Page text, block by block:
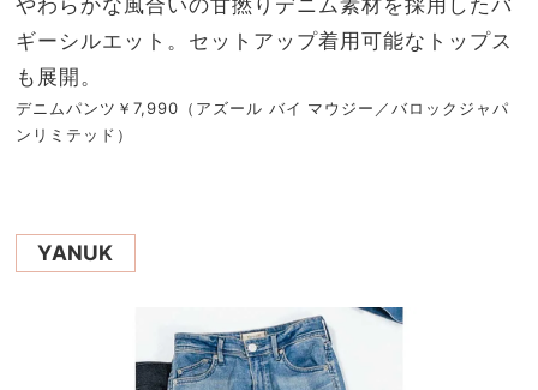
ギーシルエット。セットアップ着用可能なトップス
も展開。
デニムパンツ￥7,990（アズール バイ マウジー／バロックジャパ
ンリミテッド）
YANUK